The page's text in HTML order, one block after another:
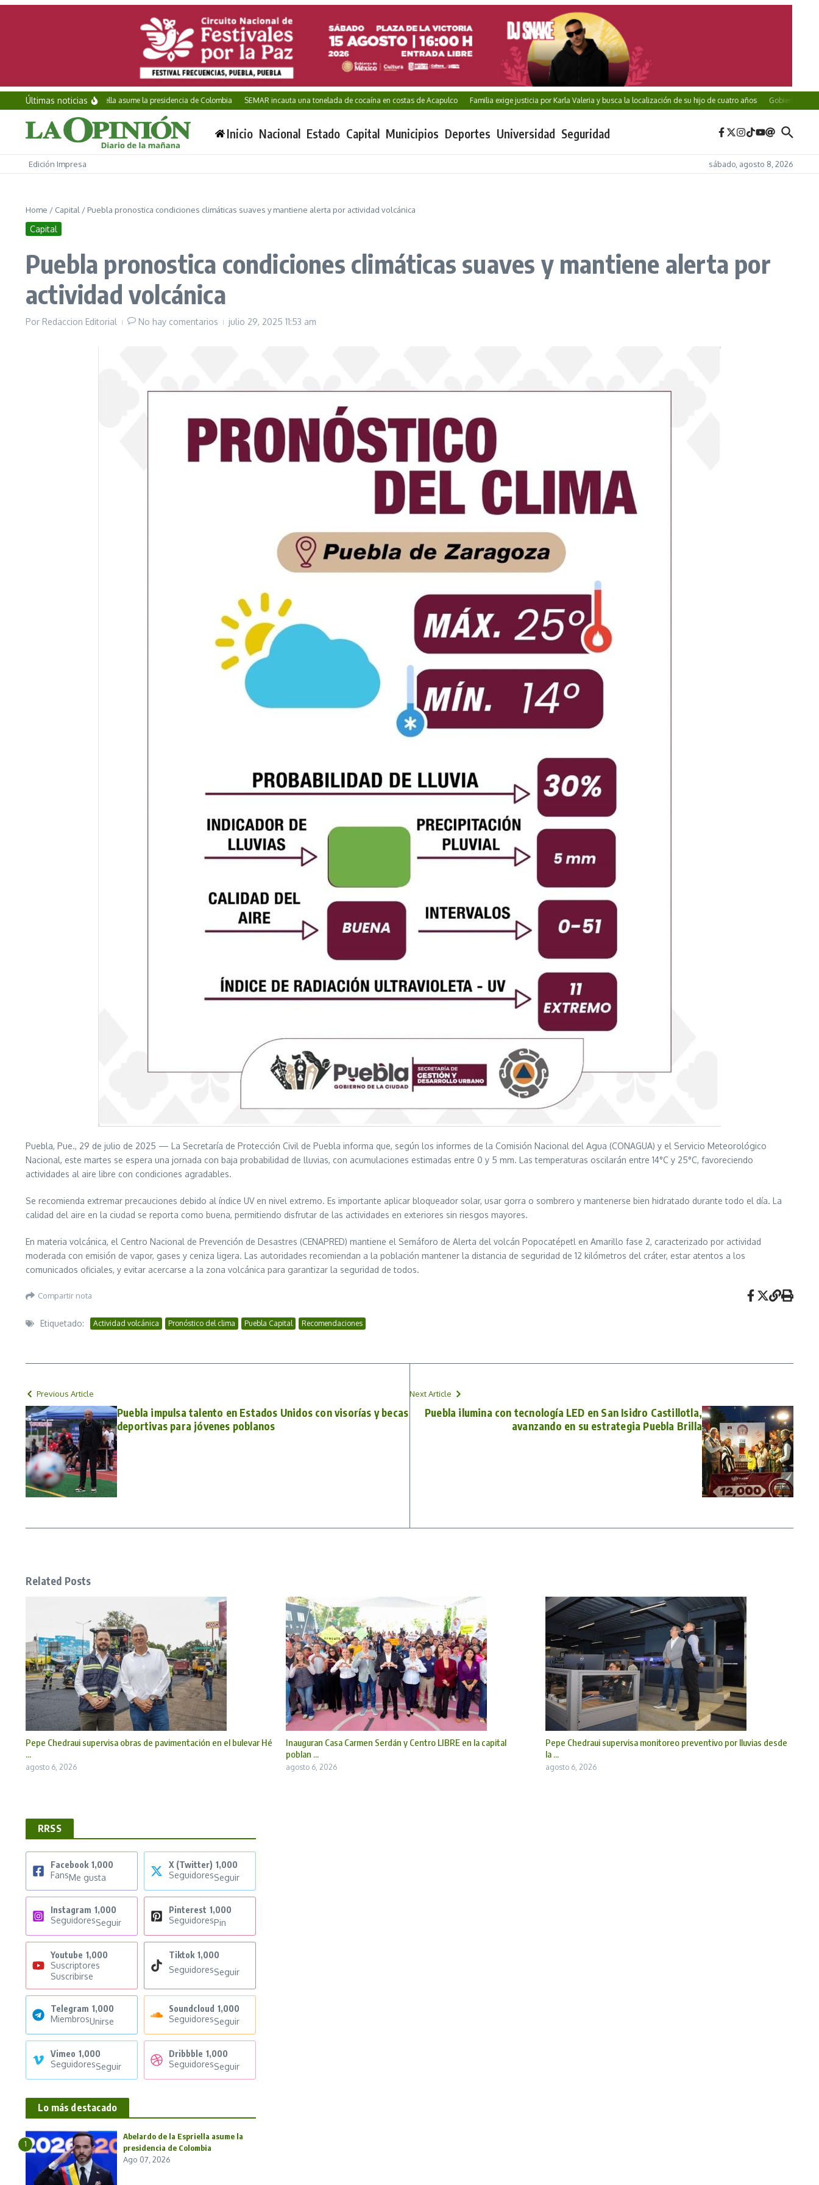
Saltar al contenido
Últimas noticias
Abelardo de la Espriella asume la presidencia de Colombia SEMAR incauta una tonelada de cocaína en costas de Acapulco Familia exige justicia por Karla Valeria y busca la localización de su hijo de cuatro años Gobierno de Puebla
Inicio Nacional Estado Capital Municipios Deportes Universidad Seguridad
Edición Impresa sábado, agosto 8, 2026
Home / Capital / Puebla pronostica condiciones climáticas suaves y mantiene alerta por actividad volcánica
Capital
Puebla pronostica condiciones climáticas suaves y mantiene alerta por
actividad volcánica
Por Redaccion Editorial No hay comentarios julio 29, 2025 11:53 am
Puebla, Pue., 29 de julio de 2025 — La Secretaría de Protección Civil de Puebla informa que, según los informes de la Comisión Nacional del Agua (CONAGUA) y el Servicio Meteorológico
Nacional, este martes se espera una jornada con baja probabilidad de lluvias, con acumulaciones estimadas entre 0 y 5 mm. Las temperaturas oscilarán entre 14°C y 25°C, favoreciendo
actividades al aire libre con condiciones agradables.
Se recomienda extremar precauciones debido al índice UV en nivel extremo. Es importante aplicar bloqueador solar, usar gorra o sombrero y mantenerse bien hidratado durante todo el día. La
calidad del aire en la ciudad se reporta como buena, permitiendo disfrutar de las actividades en exteriores sin riesgos mayores.
En materia volcánica, el Centro Nacional de Prevención de Desastres (CENAPRED) mantiene el Semáforo de Alerta del volcán Popocatépetl en Amarillo fase 2, caracterizado por actividad
moderada con emisión de vapor, gases y ceniza ligera. Las autoridades recomiendan a la población mantener la distancia de seguridad de 12 kilómetros del cráter, estar atentos a los
comunicados oficiales, y evitar acercarse a la zona volcánica para garantizar la seguridad de todos.
Compartir nota
Etiquetado: Actividad volcánica Pronóstico del clima Puebla Capital Recomendaciones
Previous Article
Puebla impulsa talento en Estados Unidos con visorías y becas
deportivas para jóvenes poblanos
Next Article
Puebla ilumina con tecnología LED en San Isidro Castillotla,
avanzando en su estrategia Puebla Brilla
Related Posts
Pepe Chedraui supervisa obras de pavimentación en el bulevar Hé
...
agosto 6, 2026
Inauguran Casa Carmen Serdán y Centro LIBRE en la capital
poblan ...
agosto 6, 2026
Pepe Chedraui supervisa monitoreo preventivo por lluvias desde
la ...
agosto 6, 2026
RRSS
Facebook 1,000
FansMe gusta
X (Twitter) 1,000
SeguidoresSeguir
Instagram 1,000
SeguidoresSeguir
Pinterest 1,000
SeguidoresPin
Youtube 1,000
Suscriptores
Suscribirse
Tiktok 1,000
SeguidoresSeguir
Telegram 1,000
MiembrosUnirse
Soundcloud 1,000
SeguidoresSeguir
Vimeo 1,000
SeguidoresSeguir
Dribbble 1,000
SeguidoresSeguir
Lo más destacado
1
Abelardo de la Espriella asume la
presidencia de Colombia
Ago 07, 2026